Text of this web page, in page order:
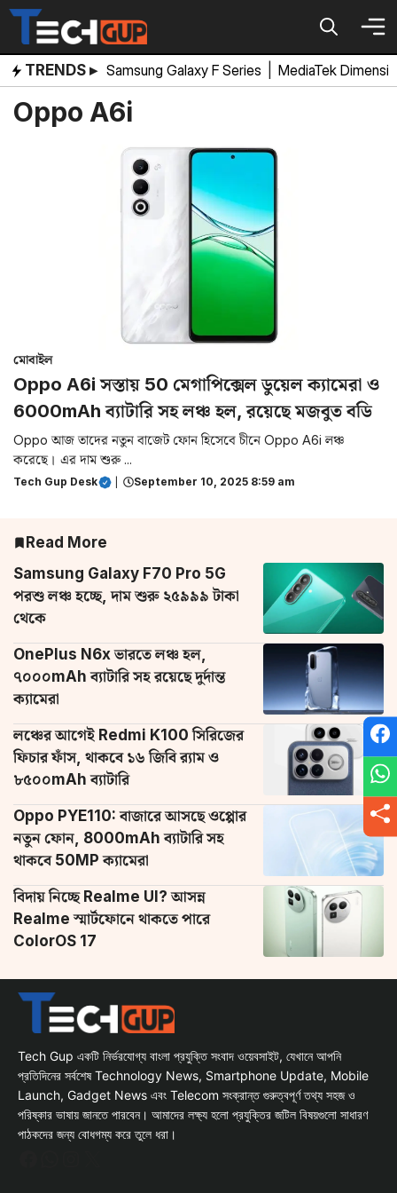
Skip
content
TRENDS ▸ Samsung Galaxy F Series MediaTek
Oppo A6i
মোবাইল
Oppo A6i সস্তায় 50 মেগাপিক্সেল ডুয়েল ক্যামেরা ও
6000mAh ব্যাটারি সহ লঞ্চ হল, রয়েছে মজবুত বডি
Oppo আজ তাদের নতুন বাজেট ফোন হিসেবে চীনে Oppo A6i লঞ্চ
করেছে। এর দাম শুরু ...
Tech Gup Desk September 10, 2025 8:59 am
Read More
Samsung Galaxy F70 Pro 5G
পরশু লঞ্চ হচ্ছে, দাম শুরু ২৫৯৯৯ টাকা
থেকে
OnePlus N6x ভারতে লঞ্চ হল,
৭০০০mAh ব্যাটারি সহ রয়েছে দুর্দান্ত
ক্যামেরা
লঞ্চের আগেই Redmi K100 সিরিজের
ফিচার ফাঁস, থাকবে ১৬ জিবি র‌্যাম ও
৮৫০০mAh ব্যাটারি
Oppo PYE110: বাজারে আসছে ওপ্পোর
নতুন ফোন, 8000mAh ব্যাটারি সহ
থাকবে 50MP ক্যামেরা
বিদায় নিচ্ছে Realme UI? আসন্ন
Realme স্মার্টফোনে থাকতে পারে
ColorOS 17
Tech Gup একটি নির্ভরযোগ্য বাংলা প্রযুক্তি সংবাদ ওয়েবসাইট, যেখানে আপনি
প্রতিদিনের সর্বশেষ Technology News, Smartphone Update, Mobile
Launch, Gadget News এবং Telecom সংক্রান্ত গুরুত্বপূর্ণ তথ্য সহজ ও
পরিষ্কার ভাষায় জানতে পারবেন। আমাদের লক্ষ্য হলো প্রযুক্তির জটিল বিষয়গুলো সাধারণ
পাঠকদের জন্য বোধগম্য করে তুলে ধরা।